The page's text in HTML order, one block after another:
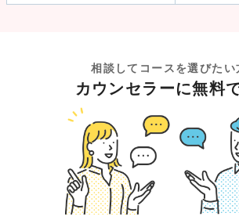
相談してコースを選びたい
カウンセラーに無料